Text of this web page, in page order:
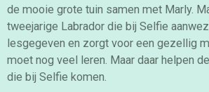
de mooie grote tuin samen met Marly.
tweejarige Labrador die bij Selfie
lesgegeven en zorgt voor een gezellig
moet nog veel leren. Maar daar helpen
die bij Selfie komen.